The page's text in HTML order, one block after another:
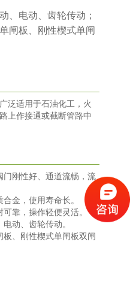
、电动、齿轮传动；
闸板、刚性楔式单闸
泛适用于石油化工，火
上作接通或截断管路中
门刚性好、通道流畅，流
金，使用寿命长。
可靠，操作轻便灵活。
动、齿轮传动。
、刚性楔式单闸板双闸